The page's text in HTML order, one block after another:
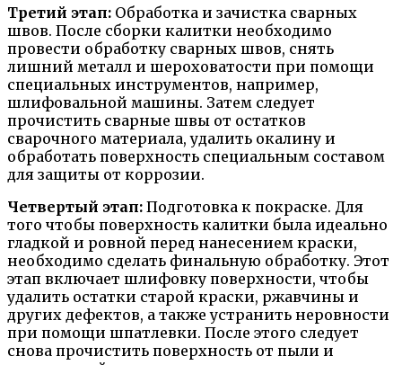
Третий этап: Обработка и зачистка сварных
швов. После сборки калитки необходимо
провести обработку сварных швов, снять
лишний металл и шероховатости при помощи
специальных инструментов, например,
шлифовальной машины. Затем следует
прочистить сварные швы от остатков
сварочного материала, удалить окалину и
обработать поверхность специальным составом
для защиты от коррозии.
Четвертый этап: Подготовка к покраске. Для
того чтобы поверхность калитки была идеально
гладкой и ровной перед нанесением краски,
необходимо сделать финальную обработку. Этот
этап включает шлифовку поверхности, чтобы
удалить остатки старой краски, ржавчины и
других дефектов, а также устранить неровности
при помощи шпатлевки. После этого следует
снова прочистить поверхность от пыли и